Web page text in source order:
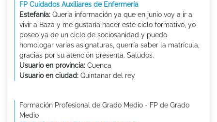
FP Cuidados Auxiliares de Enfermería
Estefanía: Queria información ya que en junio voy a ir a
vivir a Baza y me gustaría hacer este ciclo formativo, yo
poseo ya de un ciclo de sociosanidad y puedo
homologar varias asignaturas, querría saber la matrícula,
gracias por su atención presenta. Saludos.
Usuario en provincia: Cuenca
Usuario en ciudad: Quintanar del rey
Formación Profesional de Grado Medio - FP de Grado
Medio